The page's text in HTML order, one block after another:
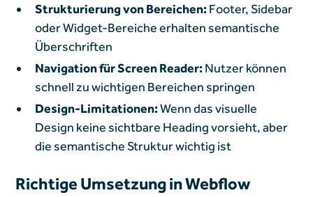
Strukturierung von Bereichen: Footer, Sidebar
oder Widget-Bereiche erhalten semantische
Überschriften
Navigation für Screen Reader: Nutzer können
schnell zu wichtigen Bereichen springen
Design-Limitationen:Wenn das visuelle
Design keine sichtbare Heading vorsieht, aber
die semantische Struktur wichtig ist
Richtige Umsetzung in Webflow